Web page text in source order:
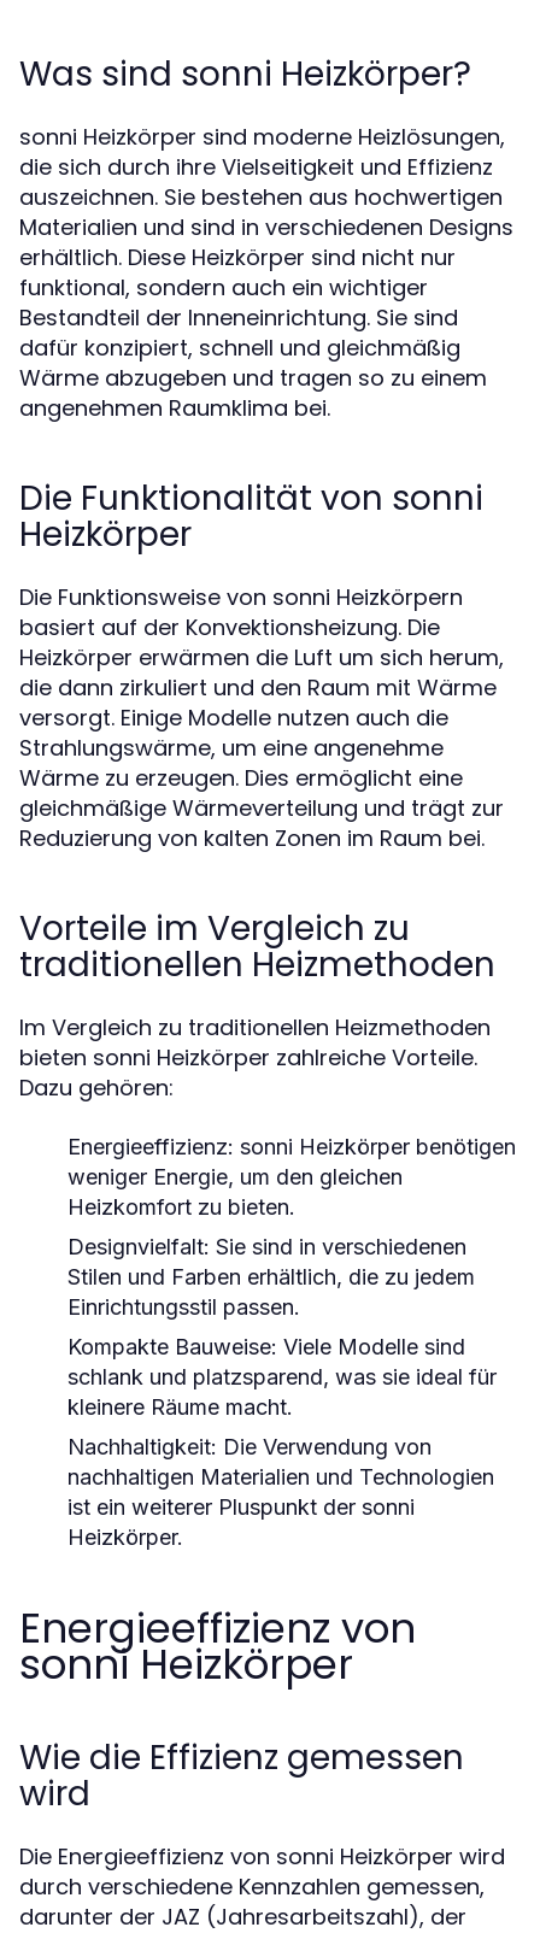
Was sind sonni Heizkörper?
sonni Heizkörper sind moderne Heizlösungen,
die sich durch ihre Vielseitigkeit und Effizienz
auszeichnen. Sie bestehen aus hochwertigen
Materialien und sind in verschiedenen Designs
erhältlich. Diese Heizkörper sind nicht nur
funktional, sondern auch ein wichtiger
Bestandteil der Inneneinrichtung. Sie sind
dafür konzipiert, schnell und gleichmäßig
Wärme abzugeben und tragen so zu einem
angenehmen Raumklima bei.
Die Funktionalität von sonni
Heizkörper
Die Funktionsweise von sonni Heizkörpern
basiert auf der Konvektionsheizung. Die
Heizkörper erwärmen die Luft um sich herum,
die dann zirkuliert und den Raum mit Wärme
versorgt. Einige Modelle nutzen auch die
Strahlungswärme, um eine angenehme
Wärme zu erzeugen. Dies ermöglicht eine
gleichmäßige Wärmeverteilung und trägt zur
Reduzierung von kalten Zonen im Raum bei.
Vorteile im Vergleich zu
traditionellen Heizmethoden
Im Vergleich zu traditionellen Heizmethoden
bieten sonni Heizkörper zahlreiche Vorteile.
Dazu gehören:
Energieeffizienz: sonni Heizkörper benötigen
weniger Energie, um den gleichen
Heizkomfort zu bieten.
Designvielfalt: Sie sind in verschiedenen
Stilen und Farben erhältlich, die zu jedem
Einrichtungsstil passen.
Kompakte Bauweise: Viele Modelle sind
schlank und platzsparend, was sie ideal für
kleinere Räume macht.
Nachhaltigkeit: Die Verwendung von
nachhaltigen Materialien und Technologien
ist ein weiterer Pluspunkt der sonni
Heizkörper.
Energieeffizienz von
sonni Heizkörper
Wie die Effizienz gemessen
wird
Die Energieeffizienz von sonni Heizkörper wird
durch verschiedene Kennzahlen gemessen,
darunter der JAZ (Jahresarbeitszahl), der